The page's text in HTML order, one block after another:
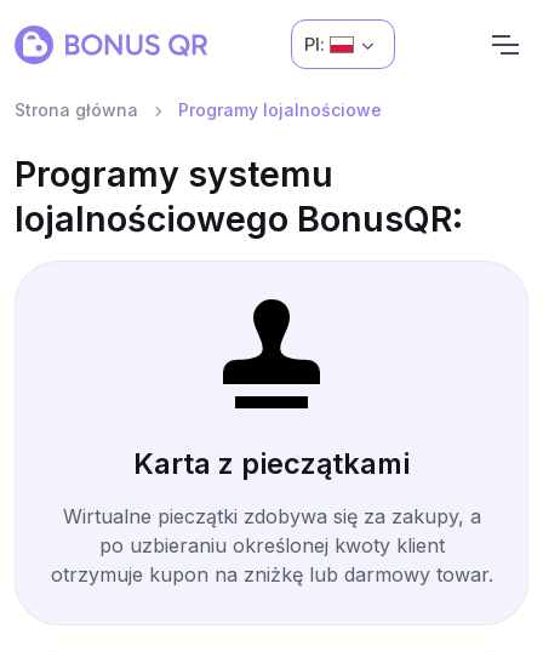
Pl:
Strona główna Programy lojalnościowe
Programy systemu
lojalnościowego BonusQR:
Karta z pieczątkami
Wirtualne pieczątki zdobywa się za zakupy, a
po uzbieraniu określonej kwoty klient
otrzymuje kupon na zniżkę lub darmowy towar.